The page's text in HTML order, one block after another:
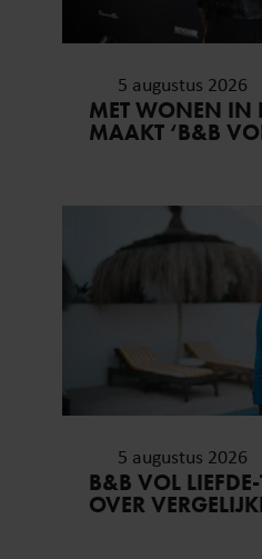
5 augustus 2026
MET WONEN IN
MAAKT ‘B&B
5 augustus 2026
B&B VOL
OVER